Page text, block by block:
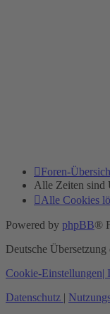
Foren-
Alle Zeiten sind
Alle Cookies
Powered by phpBB®
Deutsche Übersetzung
Cookie-Einstellungen|
Datenschutz |